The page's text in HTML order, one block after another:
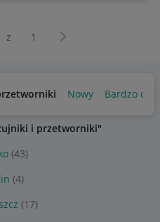
z 1 Następna strona
Nowy Bardzo
i przetworniki"
(43)
(4)
(17)